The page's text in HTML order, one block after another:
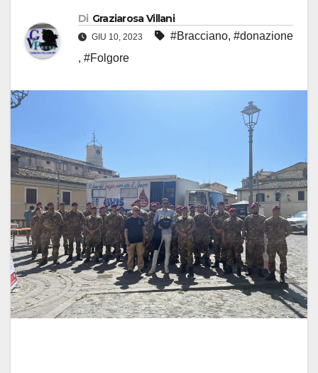
Di Graziarosa Villani
GIU 10, 2023 #Bracciano, #donazione
, #Folgore